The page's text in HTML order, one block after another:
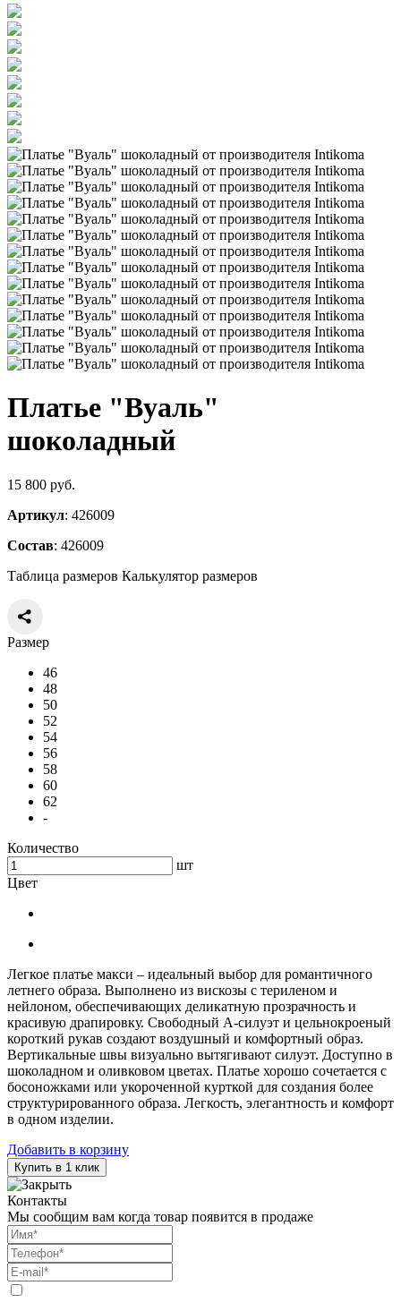
Платье "Вуаль"
шоколадный
15 800 руб.
Артикул: 426009
Состав: 426009
Таблица размеров Калькулятор размеров
Размер
46
48
50
52
54
56
58
60
62
-
Количество
шт
Цвет
Легкое платье макси – идеальный выбор для романтичного
летнего образа. Выполнено из вискозы с териленом и
нейлоном, обеспечивающих деликатную прозрачность и
красивую драпировку. Свободный А-силуэт и цельнокроеный
короткий рукав создают воздушный и комфортный образ.
Вертикальные швы визуально вытягивают силуэт. Доступно в
шоколадном и оливковом цветах. Платье хорошо сочетается с
босоножками или укороченной курткой для создания более
структурированного образа. Легкость, элегантность и комфорт
в одном изделии.
Добавить в корзину
Купить в 1 клик
Контакты
Мы сообщим вам когда товар появится в продаже